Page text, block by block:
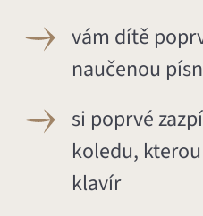
vám dítě
naučenou
si poprvé
koledu,
klavír